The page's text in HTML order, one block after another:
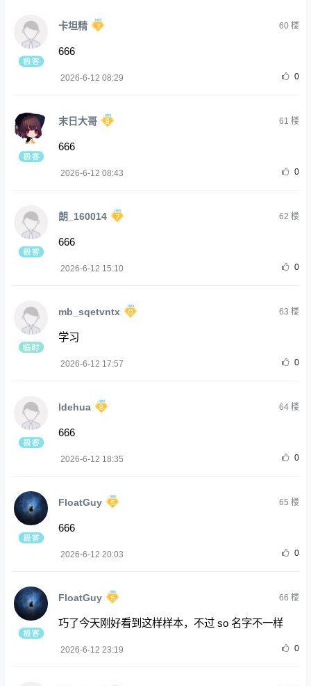
卡坦精 60楼
666
2026-6-12 08:29 0
末日大哥 61 楼
666
2026-6-12 08:43 0
朗_160014 62 楼
666
2026-6-12 15:10 0
mb_sqetvntx 63 楼
学习
2026-6-12 17:57 0
ldehua 64楼
666
2026-6-12 18:35 0
FloatGuy 65 楼
666
2026-6-12 20:03 0
FloatGuy 66 楼
巧了今天刚好看到这样样本，不过 so 名字不一样
2026-6-12 23:19 0